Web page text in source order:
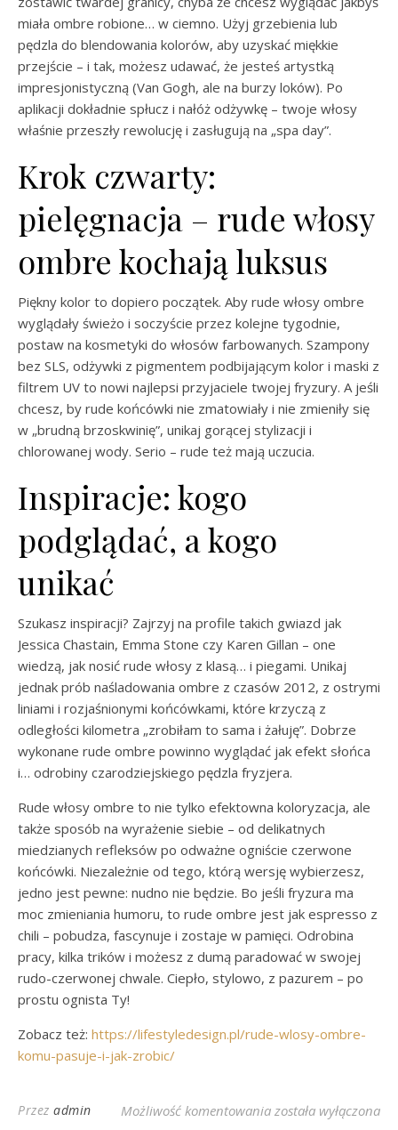
miała ombre robione… w ciemno. Użyj grzebienia lub
pędzla do blendowania kolorów, aby uzyskać miękkie
przejście – i tak, możesz udawać, że jesteś artystką
impresjonistyczną (Van Gogh, ale na burzy loków). Po
aplikacji dokładnie spłucz i nałóż odżywkę – twoje włosy
właśnie przeszły rewolucję i zasługują na „spa day”.
Krok czwarty:
pielęgnacja – rude włosy
ombre kochają luksus
Piękny kolor to dopiero początek. Aby rude włosy ombre
wyglądały świeżo i soczyście przez kolejne tygodnie,
postaw na kosmetyki do włosów farbowanych. Szampony
bez SLS, odżywki z pigmentem podbijającym kolor i maski z
filtrem UV to nowi najlepsi przyjaciele twojej fryzury. A jeśli
chcesz, by rude końcówki nie zmatowiały i nie zmieniły się
w „brudną brzoskwinię”, unikaj gorącej stylizacji i
chlorowanej wody. Serio – rude też mają uczucia.
Inspiracje: kogo
podglądać, a kogo
unikać
Szukasz inspiracji? Zajrzyj na profile takich gwiazd jak
Jessica Chastain, Emma Stone czy Karen Gillan – one
wiedzą, jak nosić rude włosy z klasą… i piegami. Unikaj
jednak prób naśladowania ombre z czasów 2012, z ostrymi
liniami i rozjaśnionymi końcówkami, które krzyczą z
odległości kilometra „zrobiłam to sama i żałuję”. Dobrze
wykonane rude ombre powinno wyglądać jak efekt słońca
i… odrobiny czarodziejskiego pędzla fryzjera.
Rude włosy ombre to nie tylko efektowna koloryzacja, ale
także sposób na wyrażenie siebie – od delikatnych
miedzianych refleksów po odważne ogniście czerwone
końcówki. Niezależnie od tego, którą wersję wybierzesz,
jedno jest pewne: nudno nie będzie. Bo jeśli fryzura ma
moc zmieniania humoru, to rude ombre jest jak espresso z
chili – pobudza, fascynuje i zostaje w pamięci. Odrobina
pracy, kilka trików i możesz z dumą paradować w swojej
rudo-czerwonej chwale. Ciepło, stylowo, z pazurem – po
prostu ognista Ty!
Zobacz też: https://lifestyledesign.pl/rude-wlosy-ombre-
komu-pasuje-i-jak-zrobic/
Przez admin Możliwość komentowania Rude Włosy Ombre:
została wyłączona